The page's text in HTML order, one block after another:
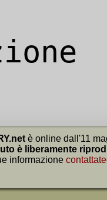
è online dall'11
è liberamente
informazione